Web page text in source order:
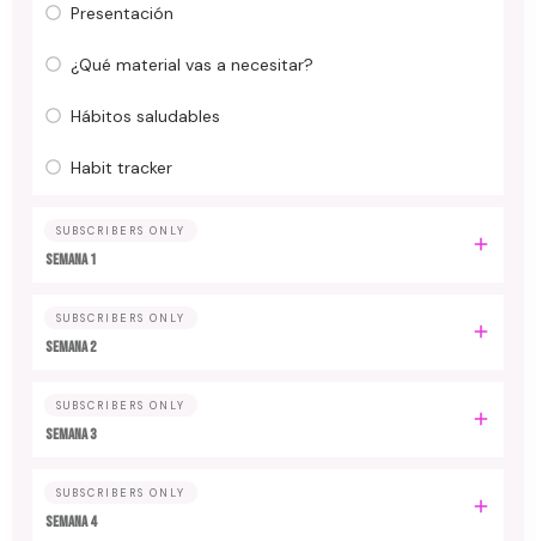
Presentación
¿Qué material vas a necesitar?
Hábitos saludables
Habit tracker
SUBSCRIBERS ONLY
Semana 1
SUBSCRIBERS ONLY
Semana 2
SUBSCRIBERS ONLY
Semana 3
SUBSCRIBERS ONLY
Semana 4